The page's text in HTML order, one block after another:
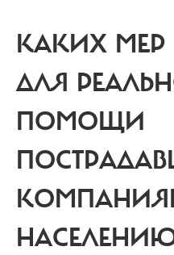
КАКИХ МЕР
ДЛЯ
ПОМОЩИ